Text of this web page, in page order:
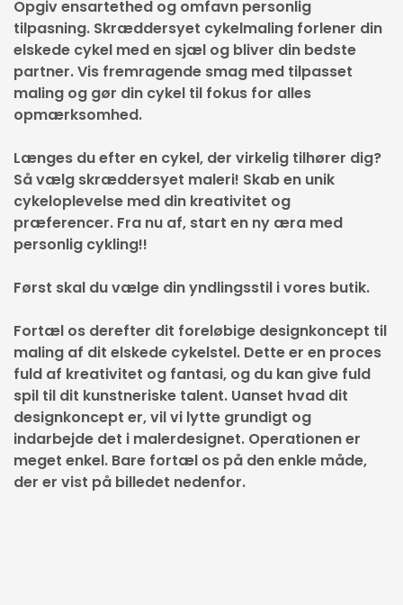
Opgiv ensartethed og omfavn personlig
tilpasning. Skræddersyet cykelmaling forlener din
elskede cykel med en sjæl og bliver din bedste
partner. Vis fremragende smag med tilpasset
maling og gør din cykel til fokus for alles
opmærksomhed.
Længes du efter en cykel, der virkelig tilhører dig?
Så vælg skræddersyet maleri! Skab en unik
cykeloplevelse med din kreativitet og
præferencer. Fra nu af, start en ny æra med
personlig cykling!!
Først skal du vælge din yndlingsstil i vores butik.
Fortæl os derefter dit foreløbige designkoncept til
maling af dit elskede cykelstel. Dette er en proces
fuld af kreativitet og fantasi, og du kan give fuld
spil til dit kunstneriske talent. Uanset hvad dit
designkoncept er, vil vi lytte grundigt og
indarbejde det i malerdesignet. Operationen er
meget enkel. Bare fortæl os på den enkle måde,
der er vist på billedet nedenfor.